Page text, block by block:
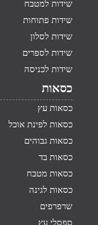
שידות למטבח
שידות פתוחות
שידות לסלון
שידות לספרים
שידות לכניסה
כסאות
כסאות עץ
כסאות לפינת אוכל
כסאות גבוהים
כסאות בד
כסאות מטבח
כסאות לגינה
שרפרפים
ספסלי עץ